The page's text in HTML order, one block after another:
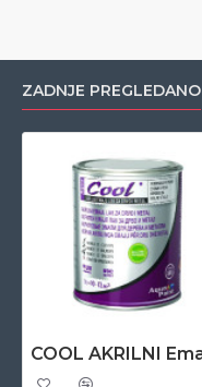
ZADNJE PREGLEDANO